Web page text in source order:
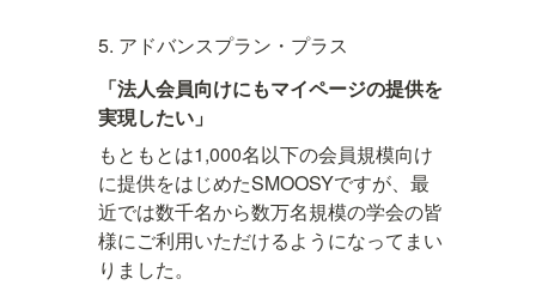
5. アドバンスプラン・プラス
「法人会員向けにもマイページの提供を
実現したい」
もともとは1,000名以下の会員規模向け
に提供をはじめたSMOOSYですが、最
近では数千名から数万名規模の学会の皆
様にご利用いただけるようになってまい
りました。